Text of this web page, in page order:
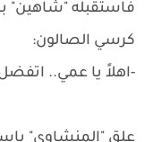
فاستقبله "شاهين"
كرسي الصالون:
-اهلاً يا عمي..
علق "المنشاوي"